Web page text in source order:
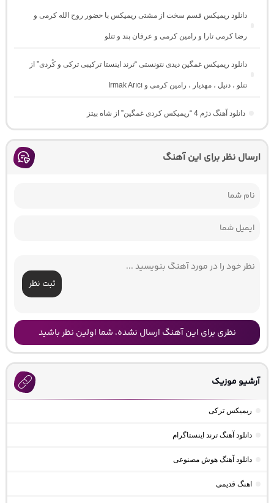
دانلود ریمیکس قسم سخت از مشتی ریمیکس با حضور روح الله کرمی و
رضا کرمی تارا و رامین کرمی و عرفان پند و تتلو
دانلود ریمیکس غمگین دیدی نتونستی “ترند اینستا ترکیبی ترکی و کُردی” از
تتلو ، دنیل ، مهدیار ، رامین کرمی و Irmak Arıcı
دانلود آهنگ دژم 4 “ریمیکس کردی غمگین” از شاه بیتز
ارسال نظر برای این آهنگ
ثبت نظر
نظری برای این آهنگ ارسال نشده، شما اولین نظر باشید
آرشیو موزیک
ریمیکس ترکی
دانلود آهنگ ترند اینستاگرام
دانلود آهنگ هوش مصنوعی
اهنگ قدیمی